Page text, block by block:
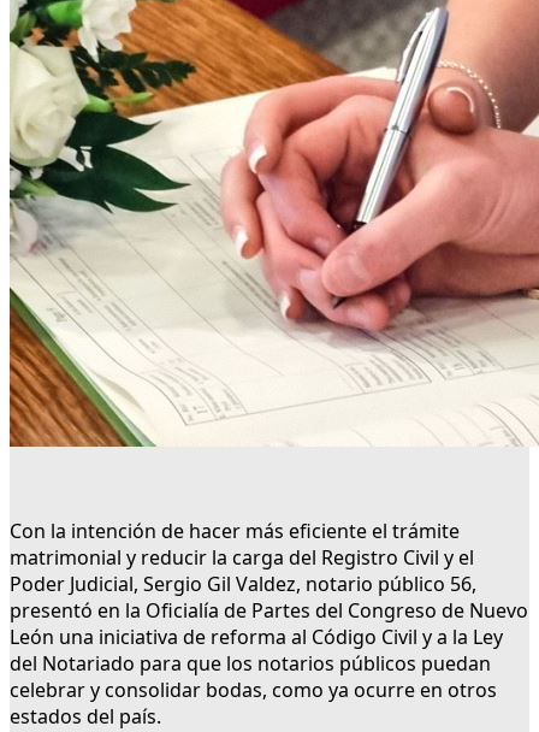
Con la intención de hacer más eficiente el trámite
matrimonial y reducir la carga del Registro Civil y el
Poder Judicial, Sergio Gil Valdez, notario público 56,
presentó en la Oficialía de Partes del Congreso de Nuevo
León una iniciativa de reforma al Código Civil y a la Ley
del Notariado para que los notarios públicos puedan
celebrar y consolidar bodas, como ya ocurre en otros
estados del país.